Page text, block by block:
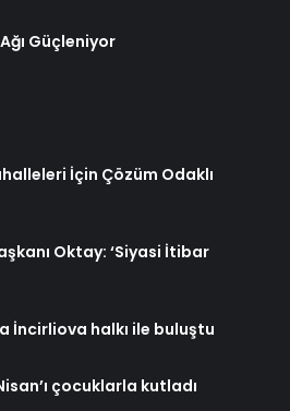
Güçleniyor
İçin Çözüm Odaklı
Oktay: ‘Siyasi İtibar
İncirliova halkı ile buluştu
çocuklarla kutladı